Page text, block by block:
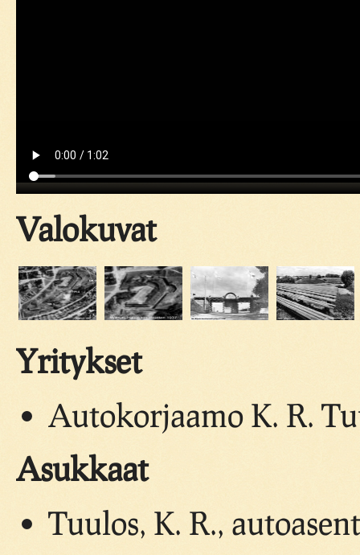
Valokuvat
Yritykset
Autokorjaamo K. R.
Asukkaat
Tuulos, K. R.,